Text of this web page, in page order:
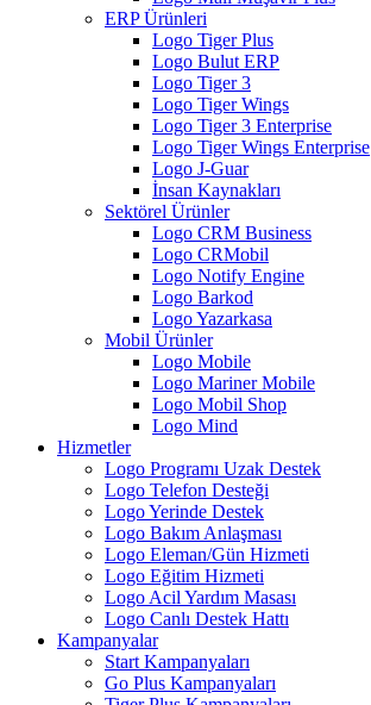
ERP Ürünleri
Logo Tiger Plus
Logo Bulut ERP
Logo Tiger 3
Logo Tiger Wings
Logo Tiger 3 Enterprise
Logo Tiger Wings Enterprise
Logo J-Guar
İnsan Kaynakları
Sektörel Ürünler
Logo CRM Business
Logo CRMobil
Logo Notify Engine
Logo Barkod
Logo Yazarkasa
Mobil Ürünler
Logo Mobile
Logo Mariner Mobile
Logo Mobil Shop
Logo Mind
Hizmetler
Logo Programı Uzak Destek
Logo Telefon Desteği
Logo Yerinde Destek
Logo Bakım Anlaşması
Logo Eleman/Gün Hizmeti
Logo Eğitim Hizmeti
Logo Acil Yardım Masası
Logo Canlı Destek Hattı
Kampanyalar
Start Kampanyaları
Go Plus Kampanyaları